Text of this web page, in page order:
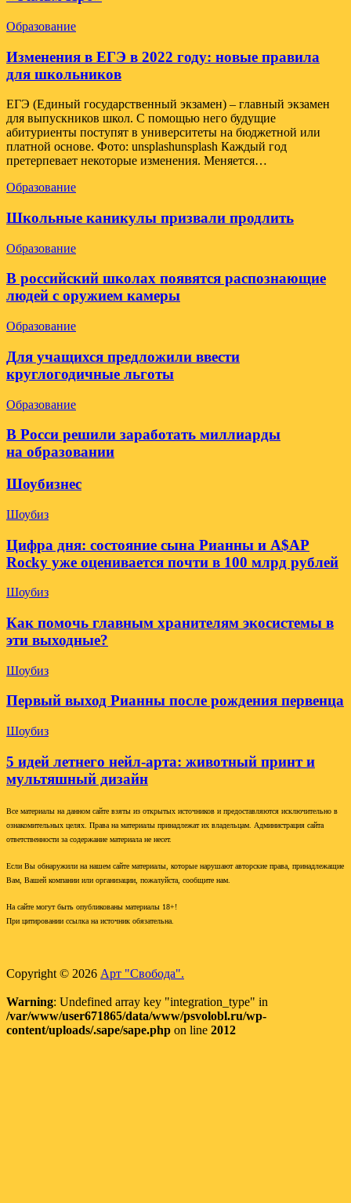
Образование
Изменения в ЕГЭ в 2022 году: новые правила
для школьников
ЕГЭ (Единый государственный экзамен) – главный экзамен
для выпускников школ. С помощью него будущие
абитуриенты поступят в университеты на бюджетной или
платной основе. Фото: unsplashunsplash Каждый год
претерпевает некоторые изменения. Меняется…
Образование
Школьные каникулы призвали продлить
Образование
В российский школах появятся распознающие
людей с оружием камеры
Образование
Для учащихся предложили ввести
круглогодичные льготы
Образование
В Росси решили заработать миллиарды
на образовании
Шоубизнес
Шоубиз
Цифра дня: состояние сына Рианны и A$AP
Rocky уже оценивается почти в 100 млрд рублей
Шоубиз
Как помочь главным хранителям экосистемы в
эти выходные?
Шоубиз
Первый выход Рианны после рождения первенца
Шоубиз
5 идей летнего нейл-арта: животный принт и
мультяшный дизайн
Все материалы на данном сайте взяты из открытых источников и предоставляются исключительно в
ознакомительных целях. Права на материалы принадлежат их владельцам. Администрация сайта
ответственности за содержание материала не несет.
Если Вы обнаружили на нашем сайте материалы, которые нарушают авторские права, принадлежащие
Вам, Вашей компании или организации, пожалуйста, сообщите нам.
На сайте могут быть опубликованы материалы 18+!
При цитировании ссылка на источник обязательна.
Copyright © 2026 Арт "Свобода".
Warning: Undefined array key "integration_type" in
/var/www/user671865/data/www/psvolobl.ru/wp-
content/uploads/.sape/sape.php on line 2012